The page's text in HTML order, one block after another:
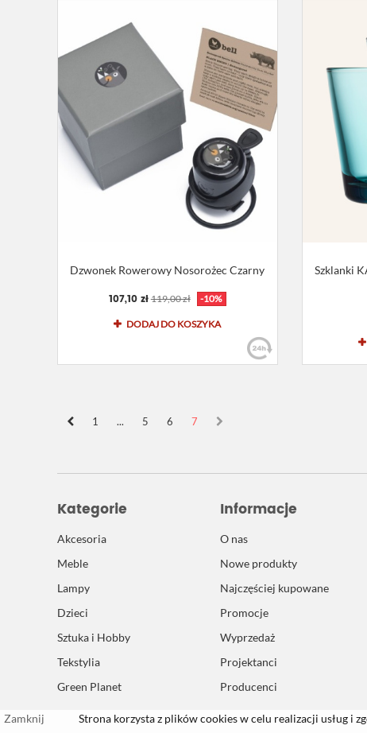
Dzwonek Rowerowy Nosorożec Czarny
107,10 zł 119,00 zł -10%
DODAJ DO KOSZYKA
Szklanki
1 ... 5 6 7
Kategorie
Akcesoria
Meble
Lampy
Dzieci
Sztuka i Hobby
Tekstylia
Green Planet
Informacje
O nas
Nowe produkty
Najczęściej kupowane
Promocje
Wyprzedaż
Projektanci
Producenci
Zamknij Strona korzysta z plików cookies w celu realizacji usług i